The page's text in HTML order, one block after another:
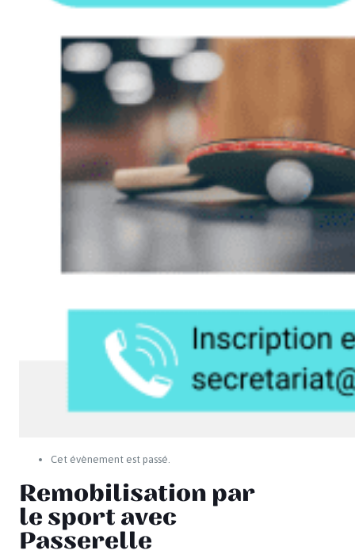
Cet évènement est passé.
Remobilisation par
le sport avec
Passerelle